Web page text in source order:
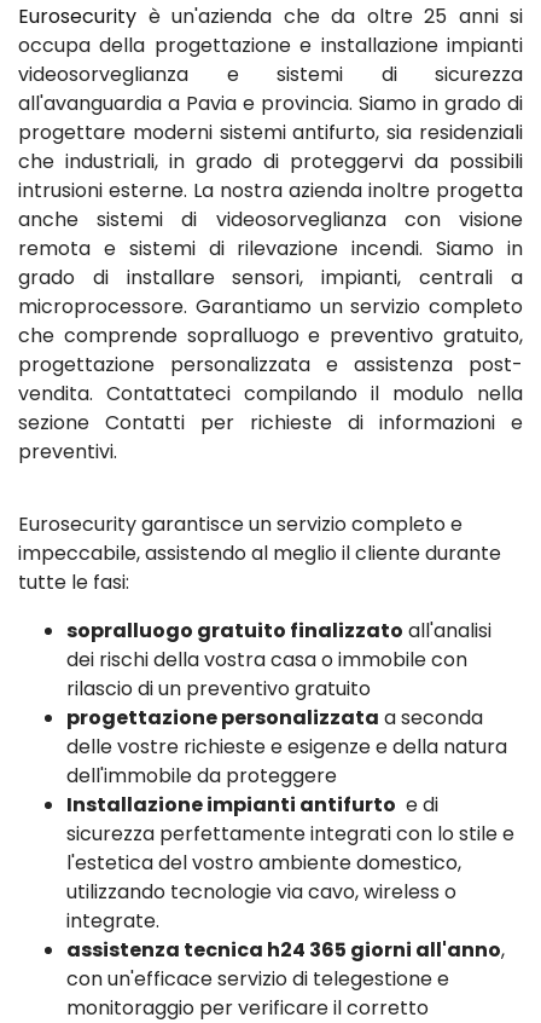
Eurosecurity è un'azienda che da oltre 25 anni si
occupa della progettazione e installazione impianti
videosorveglianza e sistemi di sicurezza
all'avanguardia a Pavia e provincia. Siamo in grado di
progettare moderni sistemi antifurto, sia residenziali
che industriali, in grado di proteggervi da possibili
intrusioni esterne. La nostra azienda inoltre progetta
anche sistemi di videosorveglianza con visione
remota e sistemi di rilevazione incendi. Siamo in
grado di installare sensori, impianti, centrali a
microprocessore. Garantiamo un servizio completo
che comprende sopralluogo e preventivo gratuito,
progettazione personalizzata e assistenza post-
vendita. Contattateci compilando il modulo nella
sezione Contatti per richieste di informazioni e
preventivi.
Eurosecurity garantisce un servizio completo e
impeccabile, assistendo al meglio il cliente durante
tutte le fasi:
sopralluogo gratuito finalizzato all'analisi
dei rischi della vostra casa o immobile con
rilascio di un preventivo gratuito
progettazione personalizzata a seconda
delle vostre richieste e esigenze e della natura
dell'immobile da proteggere
Installazione impianti antifurto e di
sicurezza perfettamente integrati con lo stile e
l'estetica del vostro ambiente domestico,
utilizzando tecnologie via cavo, wireless o
integrate.
assistenza tecnica h24 365 giorni all'anno,
con un'efficace servizio di telegestione e
monitoraggio per verificare il corretto